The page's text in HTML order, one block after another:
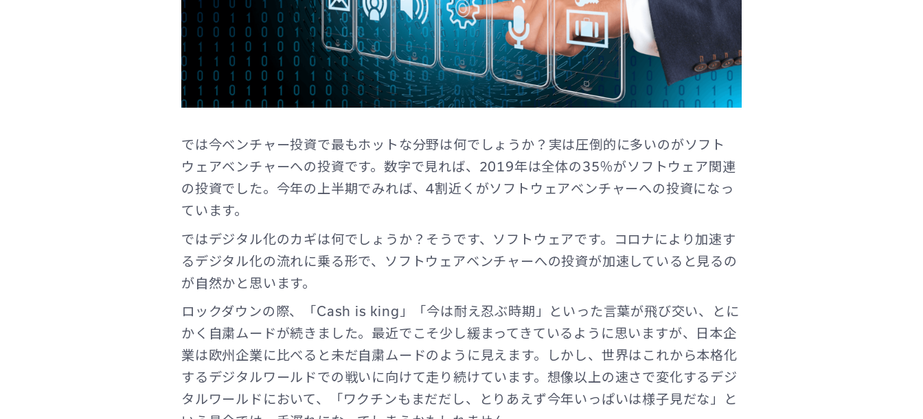
では今ベンチャー投資で最もホットな分野は何でしょうか？実は圧倒的に多いのがソフト
ウェアベンチャーへの投資です。数字で見れば、2019年は全体の35％がソフトウェア関連
の投資でした。今年の上半期でみれば、4割近くがソフトウェアベンチャーへの投資になっ
ています。
ではデジタル化のカギは何でしょうか？そうです、ソフトウェアです。コロナにより加速す
るデジタル化の流れに乗る形で、ソフトウェアベンチャーへの投資が加速していると見るの
が自然かと思います。
ロックダウンの際、「Cash is king」「今は耐え忍ぶ時期」といった言葉が飛び交い、とに
かく自粛ムードが続きました。最近でこそ少し緩まってきているように思いますが、日本企
業は欧州企業に比べると未だ自粛ムードのように見えます。しかし、世界はこれから本格化
するデジタルワールドでの戦いに向けて走り続けています。想像以上の速さで変化するデジ
タルワールドにおいて、「ワクチンもまだだし、とりあえず今年いっぱいは様子見だな」と